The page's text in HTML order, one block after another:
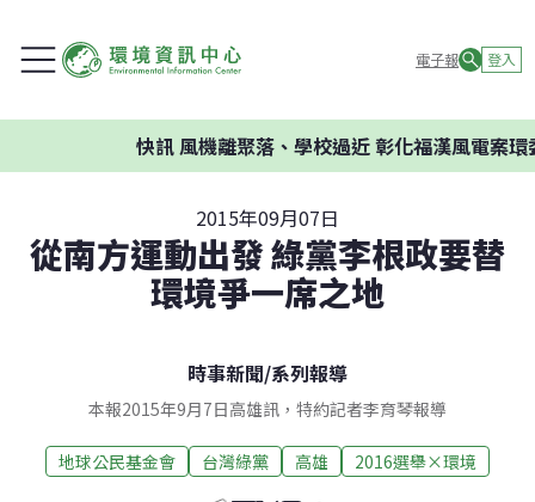
電子報 登入
快訊風機離聚落、學校過近 彰化福漢風電案環委
2015年09月07日
從南方運動出發 綠黨李根政要替
環境爭一席之地
時事新聞/系列報導
本報2015年9月7日高雄訊，特約記者李育琴報導
地球公民基金會 台灣綠黨 高雄 2016選舉×環境